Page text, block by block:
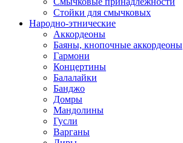
Стойки для смычковых
Народно-этнические
Аккордеоны
Баяны, кнопочные аккордеоны
Гармони
Концертины
Балалайки
Банджо
Домры
Мандолины
Гусли
Варганы